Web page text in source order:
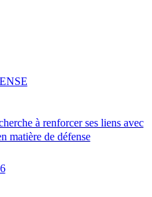
à renforcer ses liens avec
matière de défense